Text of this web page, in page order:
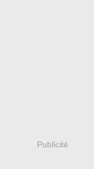
Publicité